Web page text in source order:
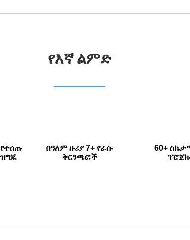
የእኛ ልምድ
የተሰጡ
በዓለም ዙሪያ 7+ የራሱ
ቅርንጫፎች
60+